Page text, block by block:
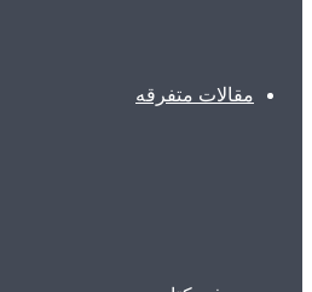
مقالات متفرقه